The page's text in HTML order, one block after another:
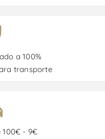
a 100%
transporte
100€ - 9€